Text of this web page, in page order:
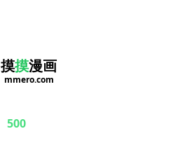
摸摸漫画
mmero.com
500